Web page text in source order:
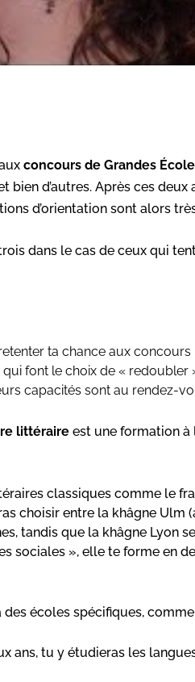
concours de Grandes
d’autres. Après ces
d’orientation sont alors
dans le cas de ceux qui
ta chance aux concours
font le choix de «
capacités sont au rendez-
littéraire est une formation à
classiques comme le
choisir entre la khâgne
tandis que la khâgne Lyon
sociales », elle te forme en
écoles spécifiques, comme
ans, tu y étudieras les